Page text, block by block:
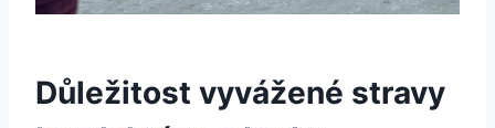
Důležitost vyvážené stravy